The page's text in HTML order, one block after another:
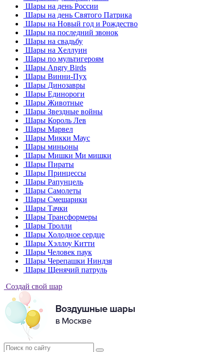
Шары на день России
Шары на день Святого Патрика
Шары на Новый год и Рождество
Шары на последний звонок
Шары на свадьбу
Шары на Хеллуин
Шары по мультигероям
Шары Angry Birds
Шары Винни-Пух
Шары Динозавры
Шары Единороги
Шары Животные
Шары Звездные войны
Шары Король Лев
Шары Марвел
Шары Микки Маус
Шары миньоны
Шары Мишки Ми мишки
Шары Пираты
Шары Принцессы
Шары Рапунцель
Шары Самолеты
Шары Смешарики
Шары Тачки
Шары Трансформеры
Шары Тролли
Шары Холодное сердце
Шары Хэллоу Китти
Шары Человек паук
Шары Черепашки Ниндзя
Шары Щенячий патруль
Создай свой шар